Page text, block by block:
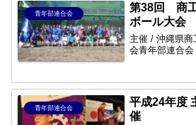
青年部連合会
第38回 商
ボール大会
主催 / 沖縄県商
会青年部連合会
青年部連合会
平成24年度
催